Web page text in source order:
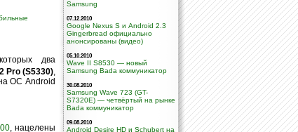
два
Pro (S5330),
ОС Android
, нацелены
Samsung
07.12.2010
Google Nexus S и Android 2.3
Gingerbread официально
анонсированы (видео)
05.10.2010
Wave II S8530 — новый
Samsung Bada коммуникатор
30.08.2010
Samsung Wave 723 (GT-
S7320E) — четвёртый на рынке
Bada коммуникатор
09.08.2010
Android Desire HD и Schubert на